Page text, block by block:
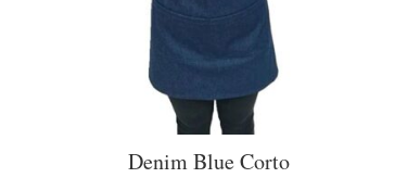
Denim Blue Corto